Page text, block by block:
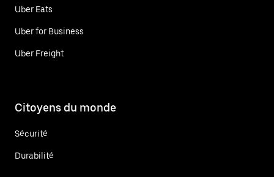
Uber Eats
Uber for Business
Uber Freight
Citoyens du monde
Sécurité
Durabilité